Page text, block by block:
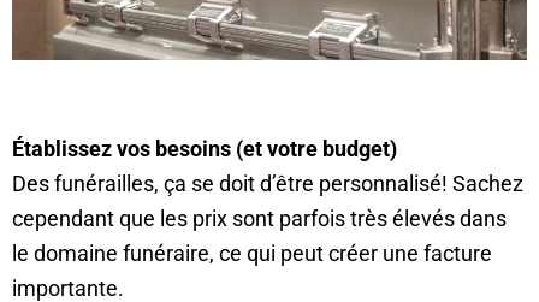
Établissez vos besoins (et votre budget)
Des funérailles, ça se doit d’être personnalisé! Sachez
cependant que les prix sont parfois très élevés dans
le domaine funéraire, ce qui peut créer une facture
importante.